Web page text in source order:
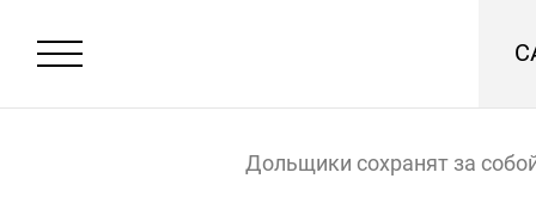
Дольщики сохранят за